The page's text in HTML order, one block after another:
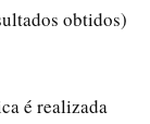
obtidos)
é realizada